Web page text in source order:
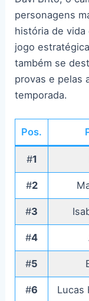
personagens
história de
jogo
também se
provas e pelas
temporada.
Pos.
#1
#2
#3
#4
#5
#6 Lucas